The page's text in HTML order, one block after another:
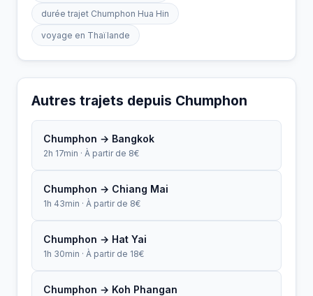
durée trajet Chumphon Hua Hin
voyage en Thaïlande
Autres trajets depuis Chumphon
Chumphon → Bangkok
2h 17min · À partir de 8€
Chumphon → Chiang Mai
1h 43min · À partir de 8€
Chumphon → Hat Yai
1h 30min · À partir de 18€
Chumphon → Koh Phangan